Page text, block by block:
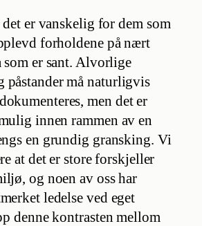
er vanskelig for dem som
forholdene på nært
er sant. Alvorlige
påstander må naturligvis
men det er
innen rammen av en
en grundig gransking. Vi
at det er store forskjeller
og noen av oss har
ledelse ved eget
denne kontrasten mellom